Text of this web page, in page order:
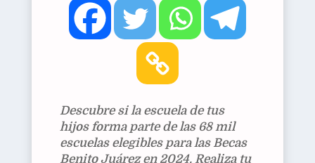
Descubre si la escuela de tus
hijos forma parte de las 68 mil
escuelas elegibles para las Becas
Benito Juárez en 2024. Realiza tu